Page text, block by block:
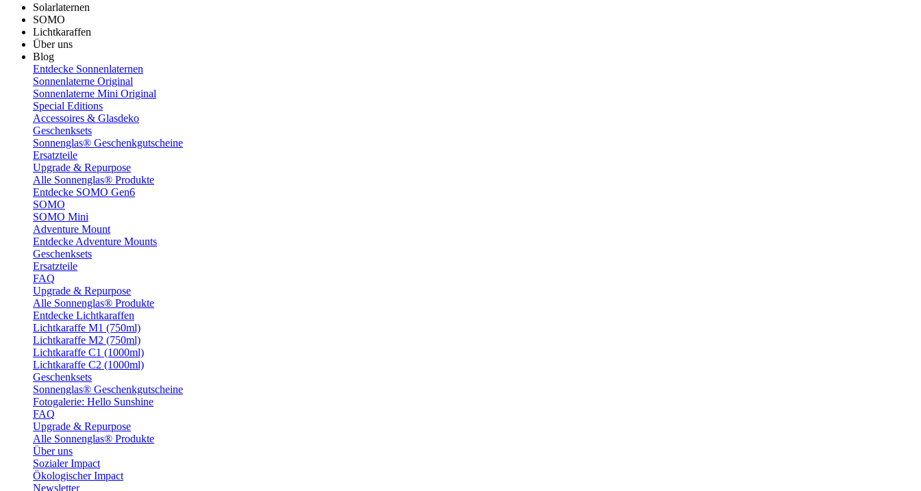
Solarlaternen
SOMO
Lichtkaraffen
Über uns
Blog
Entdecke Sonnenlaternen
Sonnenlaterne Original
Sonnenlaterne Mini Original
Special Editions
Accessoires & Glasdeko
Geschenksets
Sonnenglas® Geschenkgutscheine
Ersatzteile
Upgrade & Repurpose
Alle Sonnenglas® Produkte
Entdecke SOMO Gen6
SOMO
SOMO Mini
Adventure Mount
Entdecke Adventure Mounts
Geschenksets
Ersatzteile
FAQ
Upgrade & Repurpose
Alle Sonnenglas® Produkte
Entdecke Lichtkaraffen
Lichtkaraffe M1 (750ml)
Lichtkaraffe M2 (750ml)
Lichtkaraffe C1 (1000ml)
Lichtkaraffe C2 (1000ml)
Geschenksets
Sonnenglas® Geschenkgutscheine
Fotogalerie: Hello Sunshine
FAQ
Upgrade & Repurpose
Alle Sonnenglas® Produkte
Über uns
Sozialer Impact
Ökologischer Impact
Newsletter